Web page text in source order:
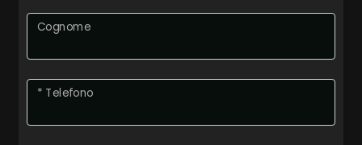
Cognome
* Telefono